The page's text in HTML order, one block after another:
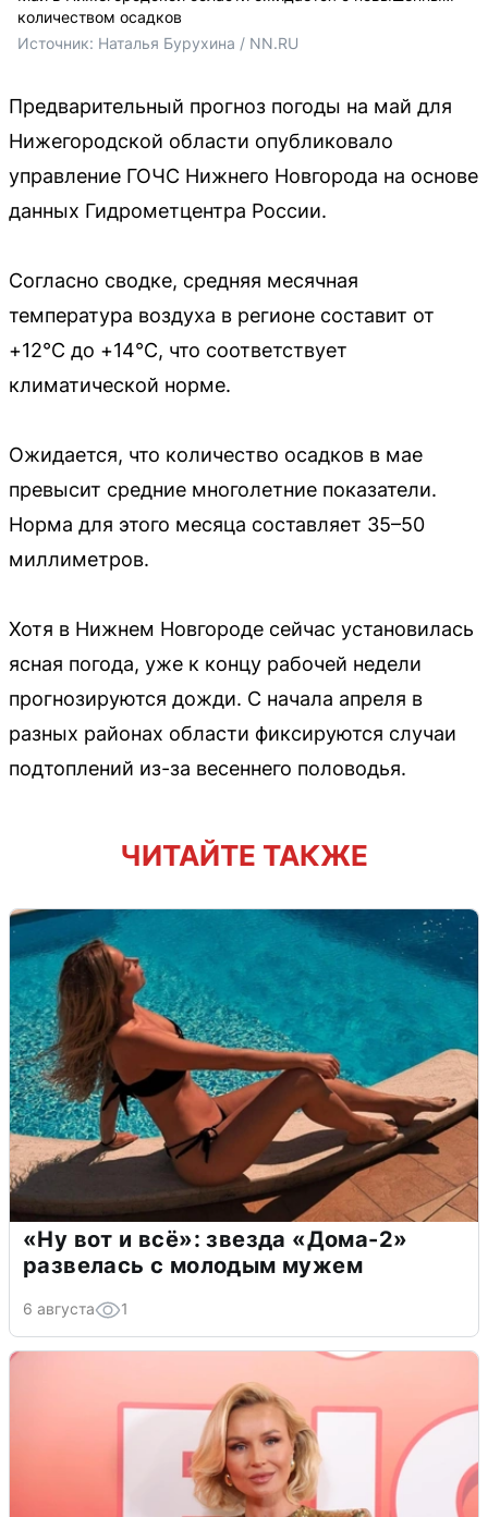
количеством осадков
Источник: Наталья Бурухина / NN.RU
Предварительный прогноз погоды на май для
Нижегородской области опубликовало
управление ГОЧС Нижнего Новгорода на основе
данных Гидрометцентра России.
Согласно сводке, средняя месячная
температура воздуха в регионе составит от
+12°С до +14°С, что соответствует
климатической норме.
Ожидается, что количество осадков в мае
превысит средние многолетние показатели.
Норма для этого месяца составляет 35–50
миллиметров.
Хотя в Нижнем Новгороде сейчас установилась
ясная погода, уже к концу рабочей недели
прогнозируются дожди. С начала апреля в
разных районах области фиксируются случаи
подтоплений из-за весеннего половодья.
ЧИТАЙТЕ ТАКЖЕ
«Ну вот и всё»: звезда «Дома-2»
развелась с молодым мужем
6 августа 1